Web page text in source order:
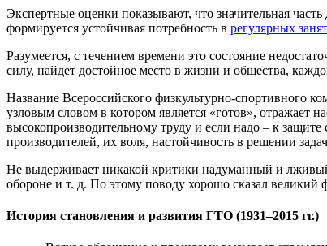
Экспертные оценки показывают, что значительная
формируется устойчивая потребность в регулярных
Разумеется, с течением времени это состояние
силу, найдет достойное место в жизни и общества,
Название Всероссийского физкультурно-спортивного
узловым словом в котором является «готов», отражает
высокопроизводительному труду и если надо – к
производителей, их воля, настойчивость в решении
Не выдерживает никакой критики надуманный и
обороне и т. д. По этому поводу хорошо сказал
История становления и развития ГТО (1931–2015 гг.)